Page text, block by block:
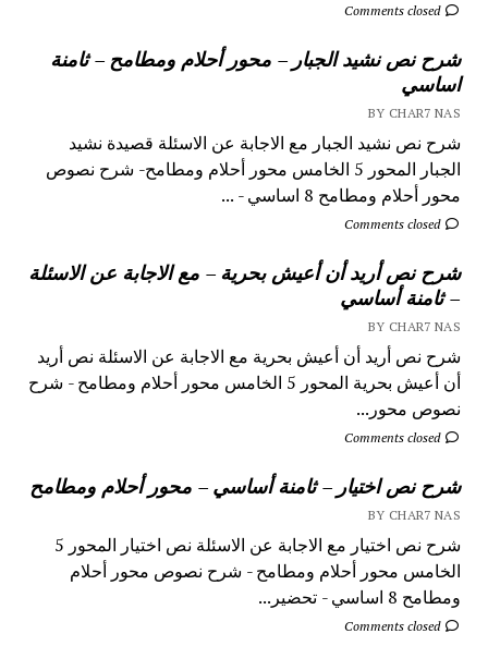
Comments closed
شرح نص نشيد الجبار – محور أحلام ومطامح – ثامنة
اساسي
BY CHAR7 NAS
شرح نص نشيد الجبار مع الاجابة عن الاسئلة قصيدة نشيد
الجبار المحور 5 الخامس محور أحلام ومطامح- شرح نصوص
محور أحلام ومطامح 8 اساسي - ...
Comments closed
شرح نص أريد أن أعيش بحرية – مع الاجابة عن الاسئلة
– ثامنة أساسي
BY CHAR7 NAS
شرح نص أريد أن أعيش بحرية مع الاجابة عن الاسئلة نص أريد
أن أعيش بحرية المحور 5 الخامس محور أحلام ومطامح - شرح
نصوص محور...
Comments closed
شرح نص اختيار – ثامنة أساسي – محور أحلام ومطامح
BY CHAR7 NAS
شرح نص اختيار مع الاجابة عن الاسئلة نص اختيار المحور 5
الخامس محور أحلام ومطامح - شرح نصوص محور أحلام
ومطامح 8 اساسي - تحضير...
Comments closed